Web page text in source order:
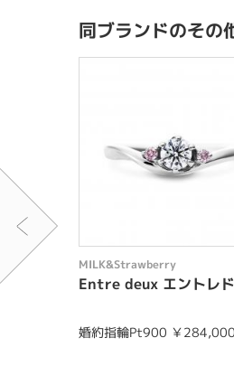
同ブランドのその
MILK&Strawberry
Entre deux エントレ
婚約指輪Pt900 ￥